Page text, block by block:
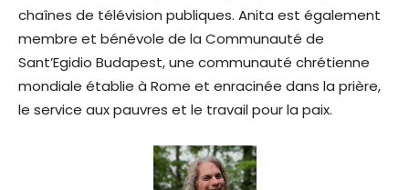
chaînes de télévision publiques. Anita est également
membre et bénévole de la Communauté de
Sant’Egidio Budapest, une communauté chrétienne
mondiale établie à Rome et enracinée dans la prière,
le service aux pauvres et le travail pour la paix.